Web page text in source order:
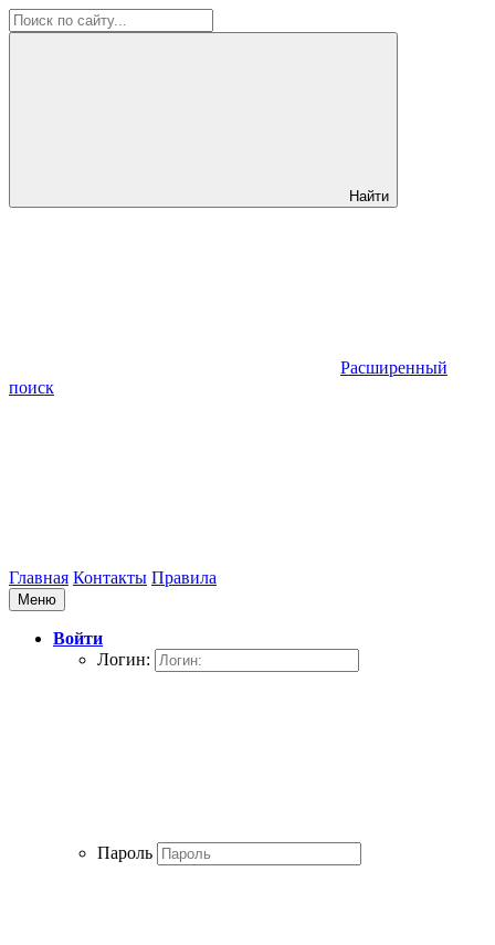
Найти
Расширенный
поиск
Главная Контакты Правила
Меню
Войти
Логин:
Пароль